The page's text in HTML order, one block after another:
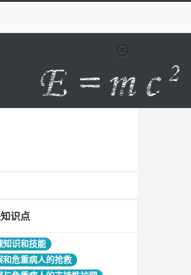
识点
知识和技能
和危重病人的抢救